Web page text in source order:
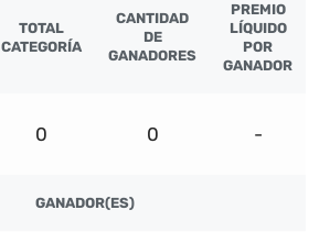
TOTAL
CATEGORÍA
CANTIDAD
DE
GANADORES
PREMIO
LÍQUIDO
POR
GANADOR
0 0 -
GANADOR(ES)